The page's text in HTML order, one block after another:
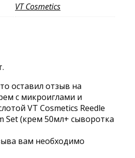
VT Cosmetics
оставил отзыв на
с микроиглами и
VT Cosmetics Reedle
Set (крем 50мл+ сыворотка
вам необходимо